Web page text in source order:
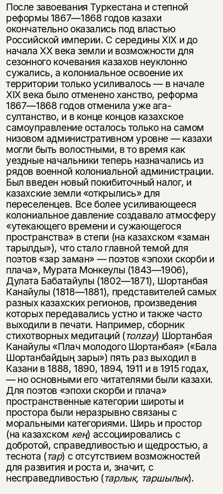
После завоевания Туркестана и степной
реформы 1867—1868 годов казахи
окончательно оказались под властью
Российской империи. С середины XIX и до
начала XX века земли и возможности для
сезонного кочевания казахов неуклонно
сужались, а колониальное освоение их
территории только усиливалось — в начале
XIX века было отменено ханство, реформа
1867—1868 годов отменила уже ага-
султанство, и в конце концов казахское
самоуправление осталось только на самом
низовом административном уровне — казахи
могли быть волостными, в то время как
уездные начальники теперь назначались из
рядов военной колониальной администрации.
Был введен новый покибиточный налог, и
казахские земли «открылись» для
переселенцев. Все более усиливающееся
колониальное давление создавало атмосферу
«утекающего времени и сужающегося
пространства» в степи (на казахском «заман
тарылды»), что стало главной темой для
поэтов «зар заман» — поэтов «эпохи скорби и
плача», Мурата Монкеулы (1843—1906),
Дулата Бабатайулы (1802—1871), Шортанбая
Канайулы (1818—1881), представителей самых
разных казахских регионов, произведения
которых передавались устно и также часто
выходили в печати. Например, сборник
стихотворных медитаций (толƶау) Шортанбая
Канайулы «Плач молодого Шортанбая» («Бала
Шортанбайдың зары») пять раз выходил в
Казани в 1888, 1890, 1894, 1911 и в 1915 годах,
— но основными его читателями были казахи.
Для поэтов «эпохи скорби и плача»
пространственные категории широты и
простора были неразрывно связаны с
моральными категориями. Ширь и простор
(на казахском кең) ассоциировались с
добротой, справедливостью и щедростью, а
теснота (тар) с отсутствием возможностей
для развития и роста и, значит, с
несправедливостью (тарлык, таршылык).